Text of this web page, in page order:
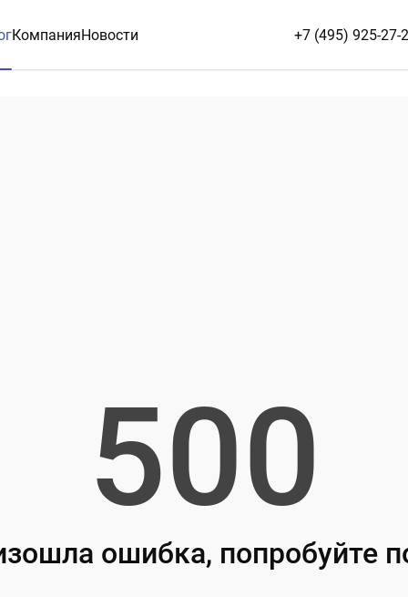
КомпанияНовости +7 (495) 925-27-
500
ошибка, попробуйте